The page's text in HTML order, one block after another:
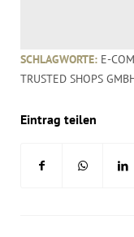
SCHLAGWORTE: E-
TRUSTED SHOPS
Eintrag teilen